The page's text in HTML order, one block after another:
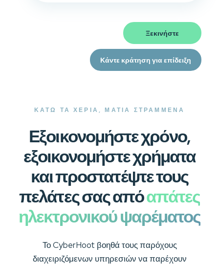
Ξεκινήστε
Κάντε κράτηση για επίδειξη
ΚΆΤΩ ΤΑ ΧΈΡΙΑ, ΜΆΤΙΑ ΣΤΡΑΜΜΈΝΑ
Εξοικονομήστε χρόνο,
εξοικονομήστε χρήματα
και προστατέψτε τους
πελάτες σας απόαπάτες
ηλεκτρονικού ψαρέματος
Το CyberHoot βοηθά τους παρόχους
διαχειριζόμενων υπηρεσιών να παρέχουν